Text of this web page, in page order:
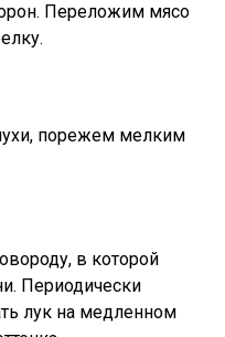
Переложим мясо
порежем мелким
в которой
Периодически
лук на медленном